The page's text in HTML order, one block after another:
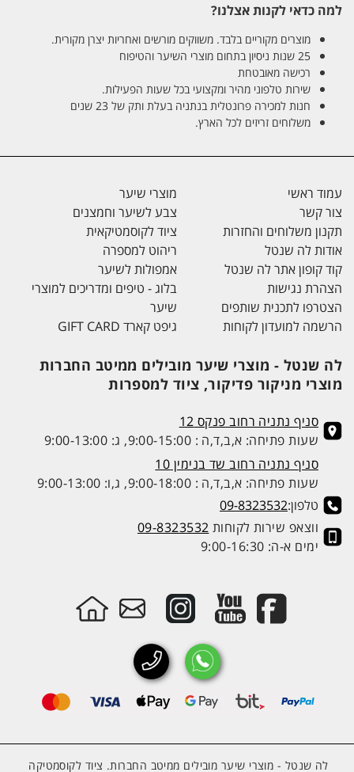
למה כדאי לקנות אצלנו?
מוצרים מקוריים בלבד. משווקים מורשים ואחריות יצרן מקורית.
25 שנות ניסיון בתחום מוצרי השיער והטיפוח
רכישה מאובטחת
שירות טלפוני מהיר ומקצועי בכל שעות הפעילות.
חנות למכירה פרונטלית בנתניה בעלת ותק של 23 שנים
משלוחים זריזים לכל הארץ.
עמוד ראשי
צור קשר
תקנון משלוחים והחזרות
אודות לה שנטל
קוד קופון אתר לה שנטל
הצהרת נגישות
הצטרפו לתכנית שותפים
הרשמה למועדון לקוחות
מוצרי שיער
צבע לשיער וחמצנים
ציוד לקוסמטיקאית
ריהוט למספרה
אמפולות לשיער
בלוג - טיפים ומדריכים למוצרי
שיער
גיפט קארד GIFT CARD
לה שנטל - מוצרי שיער מובילים ממיטב החברות
מוצרי מניקור פדיקור, ציוד למספרות
סניף נתניה רחוב פנקס 12
שעות פתיחה: א,ב,ד,ה : 9:00-15:00, ג: 9:00-13:00
סניף נתניה רחוב שד בנימין 10
שעות פתיחה: א,ב,ד,ה : 9:00-18:00, ג,ו: 9:00-13:00
טלפון:09-8323532
ווצאפ שירות לקוחות 09-8323532
ימים א-ה: 9:00-16:30
לה שנטל - מוצרי שיער מובילים ממיטב החברות. ציוד לקוסמטיקה